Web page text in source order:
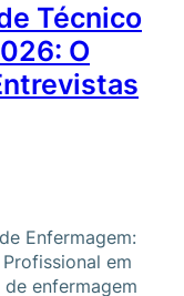
Técnico
O
Enfermagem:
em
enfermagem